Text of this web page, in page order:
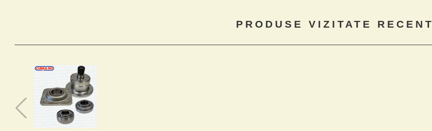
PRODUSE VIZITATE RECENT